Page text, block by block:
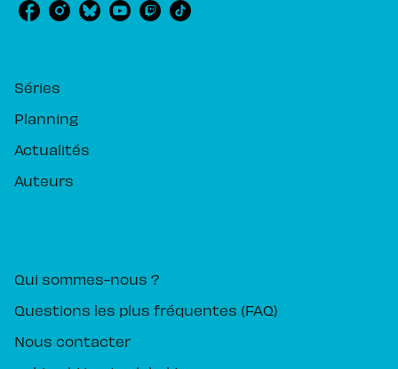
Séries
Planning
Actualités
Auteurs
Qui sommes-nous ?
Questions les plus fréquentes (FAQ)
Nous contacter